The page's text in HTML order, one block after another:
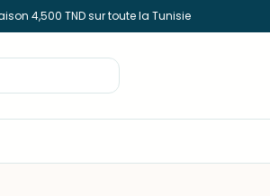
4,500 TND sur toute la Tunisie